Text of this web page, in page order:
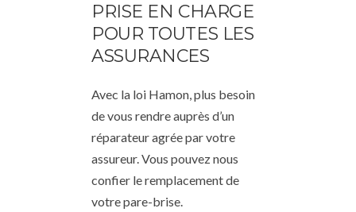
PRISE EN CHARGE
POUR TOUTES LES
ASSURANCES
Avec la loi Hamon, plus besoin
de vous rendre auprès d’un
réparateur agrée par votre
assureur. Vous pouvez nous
confier le remplacement de
votre pare-brise.